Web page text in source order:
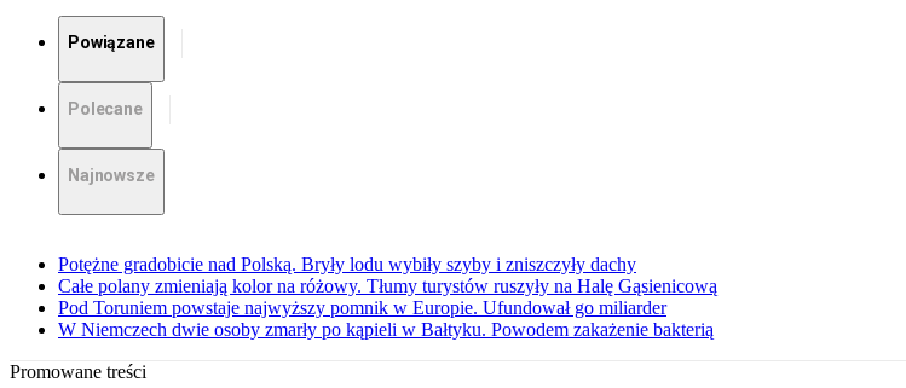
Powiązane
Polecane
Najnowsze
Potężne gradobicie nad Polską. Bryły lodu wybiły szyby i zniszczyły dachy
Całe polany zmieniają kolor na różowy. Tłumy turystów ruszyły na Halę Gąsienicową
Pod Toruniem powstaje najwyższy pomnik w Europie. Ufundował go miliarder
W Niemczech dwie osoby zmarły po kąpieli w Bałtyku. Powodem zakażenie bakterią
Promowane treści